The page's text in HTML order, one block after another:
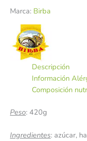
Marca: Birba
Descripción
Información
Composición
Peso: 420g
Ingredientes: azúcar,